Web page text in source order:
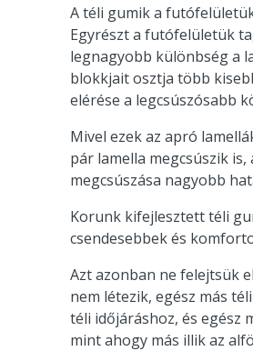
A téli gumik a
Egyrészt a futófelületük
legnagyobb különbség a
blokkjait osztja több
elérése a legcsúszósabb
Mivel ezek az apró
pár lamella megcsúszik
megcsúszása nagyobb
Korunk kifejlesztett téli
csendesebbek és
Azt azonban ne felejtsük
nem létezik, egész más
téli időjáráshoz, és egész
mint ahogy más illik az